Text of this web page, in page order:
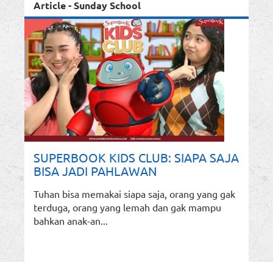
Article - Sunday School
SUPERBOOK KIDS CLUB: SIAPA SAJA
BISA JADI PAHLAWAN
Tuhan bisa memakai siapa saja, orang yang gak
terduga, orang yang lemah dan gak mampu
bahkan anak-an...